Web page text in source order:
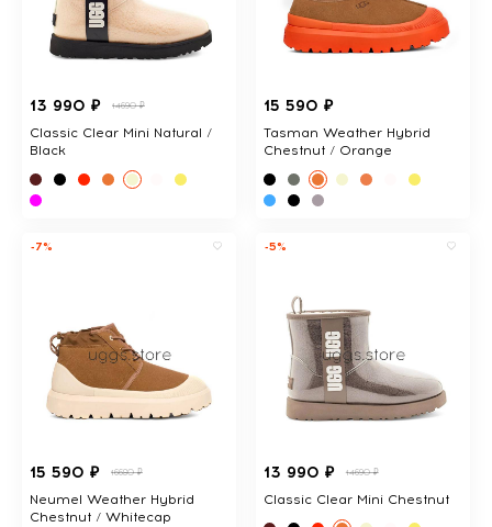
13 990 ₽ 14690 ₽
Classic Clear Mini Natural /
Black
15 590 ₽
Tasman Weather Hybrid
Chestnut / Orange
-7%
15 590 ₽ 16680 ₽
Neumel Weather Hybrid
Chestnut / Whitecap
-5%
13 990 ₽ 14690 ₽
Classic Clear Mini Chestnut